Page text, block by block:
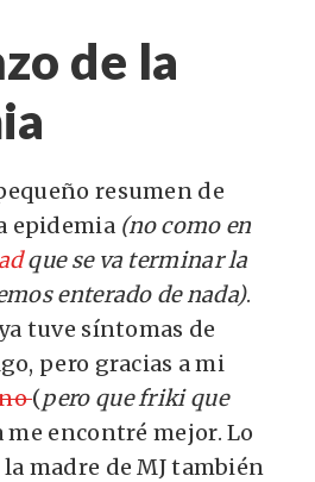
de la
resumen de
epidemia (no como en
que se va terminar la
enterado de nada).
tuve síntomas de
pero gracias a mi
(pero que friki que
me encontré mejor. Lo
la madre de MJ también